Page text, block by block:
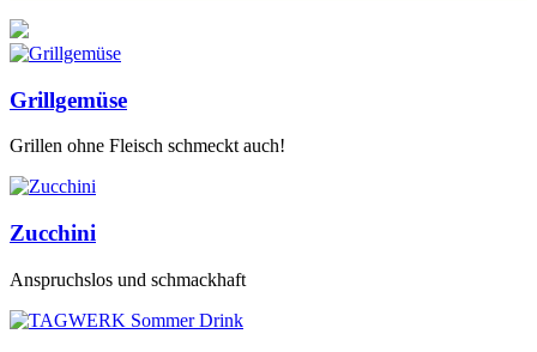
Grillgemüse
Grillen ohne Fleisch schmeckt auch!
Zucchini
Anspruchslos und schmackhaft